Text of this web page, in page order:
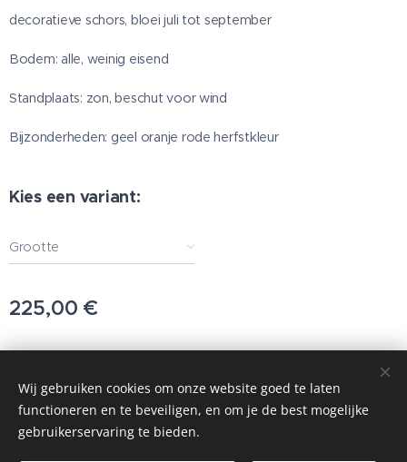
decoratieve schors, bloei juli tot september
Bodem: alle, weinig eisend
Standplaats: zon, beschut voor wind
Bijzonderheden: geel oranje rode herfstkleur
Kies een variant:
Grootte
225,00 €
© 2025 Alle rechten voorbehouden
Cookies
Wij gebruiken cookies om onze website goed te laten
functioneren en te beveiligen, en om je de best mogelijke
gebruikerservaring te bieden.